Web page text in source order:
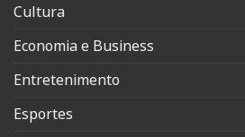
Cultura
Economia e Business
Entretenimento
Esportes